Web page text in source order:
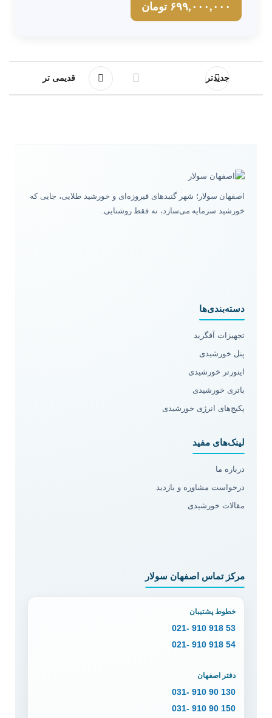
۶۹۹,۰۰۰,۰۰۰ تومان
جدیدتر قدیمی تر
اصفهان سولار؛ شهر گنبدهای فیروزه‌ای و خورشید طلایی، جایی که
خورشید سرمایه می‌سازد، نه فقط روشنایی.
دسته‌بندی‌ها
تجهیزات آفگرید
پنل خورشیدی
اینورتر خورشیدی
باتری خورشیدی
پکیج‌های انرژی خورشیدی
لینک‌های مفید
درباره ما
درخواست مشاوره و بازدید
مقالات خورشیدی
مرکز تماس اصفهان سولار
خطوط پشتیبان
53 918 910 -021
54 918 910 -021
دفتر اصفهان
130 90 910 -031
150 90 910 -031